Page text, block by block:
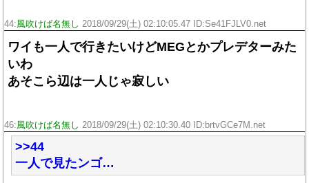
44:風吹けば名無し 2018/09/29(土) 02:10:05.47 ID:Se41FJLV0.net
ワイも一人で行きたいけどMEGとかプレデターみた
いわ
あそこら辺は一人じゃ寂しい
46:風吹けば名無し 2018/09/29(土) 02:10:30.40 ID:brtvGCe7M.net
>>44
一人で見たンゴ…